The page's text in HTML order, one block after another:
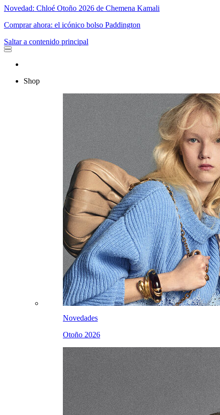
Novedad: Chloé Otoño 2026 de Chemena Kamali
Comprar ahora: el icónico bolso Paddington
Saltar a contenido principal
Shop
Novedades
Otoño 2026